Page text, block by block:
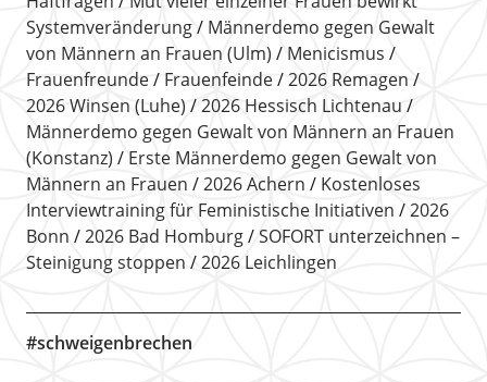
Systemveränderung
Männerdemo gegen Gewalt
von Männern an Frauen (Ulm)
Menicismus
Frauenfreunde
Frauenfeinde
2026 Remagen
2026 Winsen (Luhe)
2026 Hessisch Lichtenau
Männerdemo gegen Gewalt von Männern an Frauen
(Konstanz)
Erste Männerdemo gegen Gewalt von
Männern an Frauen
2026 Achern
Kostenloses
Interviewtraining für Feministische Initiativen
2026
Bonn
2026 Bad Homburg
SOFORT unterzeichnen –
Steinigung stoppen
2026 Leichlingen
#schweigenbrechen